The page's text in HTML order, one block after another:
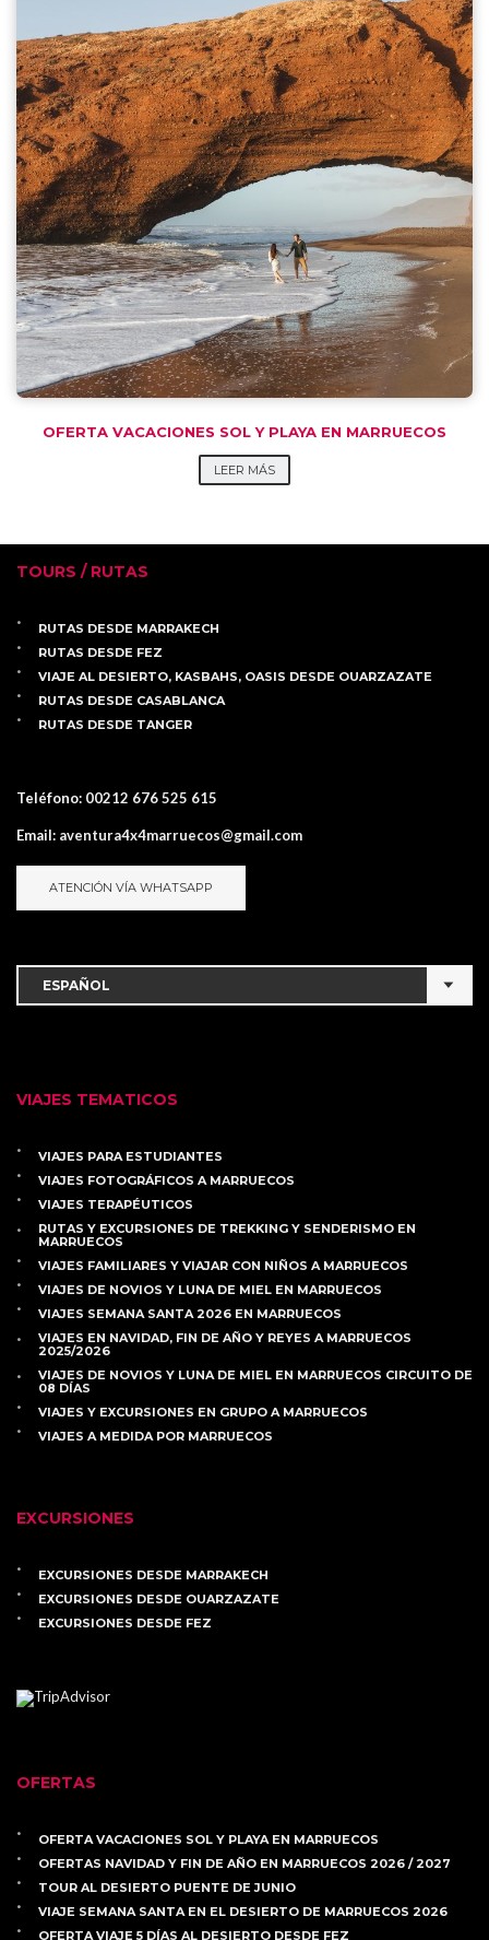
OFERTA VACACIONES SOL Y PLAYA EN MARRUECOS
LEER MÁS
TOURS / RUTAS
RUTAS DESDE MARRAKECH
RUTAS DESDE FEZ
VIAJE AL DESIERTO, KASBAHS, OASIS DESDE OUARZAZATE
RUTAS DESDE CASABLANCA
RUTAS DESDE TANGER
Teléfono: 00212 676 525 615
Email: aventura4x4marruecos@gmail.com
ATENCIÓN VÍA WHATSAPP
VIAJES TEMATICOS
VIAJES PARA ESTUDIANTES
VIAJES FOTOGRÁFICOS A MARRUECOS
VIAJES TERAPÉUTICOS
RUTAS Y EXCURSIONES DE TREKKING Y SENDERISMO EN
MARRUECOS
VIAJES FAMILIARES Y VIAJAR CON NIÑOS A MARRUECOS
VIAJES DE NOVIOS Y LUNA DE MIEL EN MARRUECOS
VIAJES SEMANA SANTA 2026 EN MARRUECOS
VIAJES EN NAVIDAD, FIN DE AÑO Y REYES A MARRUECOS
2025/2026
VIAJES DE NOVIOS Y LUNA DE MIEL EN MARRUECOS CIRCUITO DE
08 DÍAS
VIAJES Y EXCURSIONES EN GRUPO A MARRUECOS
VIAJES A MEDIDA POR MARRUECOS
EXCURSIONES
EXCURSIONES DESDE MARRAKECH
EXCURSIONES DESDE OUARZAZATE
EXCURSIONES DESDE FEZ
OFERTAS
OFERTA VACACIONES SOL Y PLAYA EN MARRUECOS
OFERTAS NAVIDAD Y FIN DE AÑO EN MARRUECOS 2026 / 2027
TOUR AL DESIERTO PUENTE DE JUNIO
VIAJE SEMANA SANTA EN EL DESIERTO DE MARRUECOS 2026
OFERTA VIAJE 5 DÍAS AL DESIERTO DESDE FEZ